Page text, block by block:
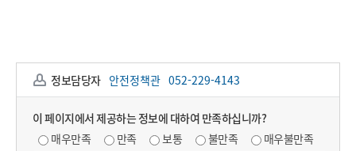
정보담당자 안전정책관 052-229-4143
이 페이지에서 제공하는 정보에 대하여 만족하십니까?
매우만족
만족 보통 불만족 매우불만족